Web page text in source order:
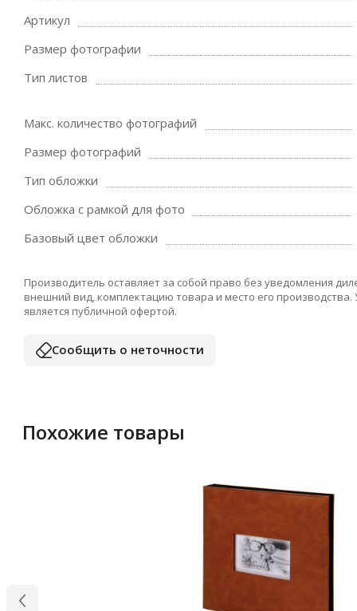
Артикул
Размер фотографии
Тип листов
Макс. количество фотографий
Размер фотографий
Тип обложки
Обложка с рамкой для фото
Базовый цвет обложки
Производитель оставляет за собой право без уведомления
внешний вид, комплектацию товара и место его
является публичной офертой.
Сообщить о неточности
Похожие товары